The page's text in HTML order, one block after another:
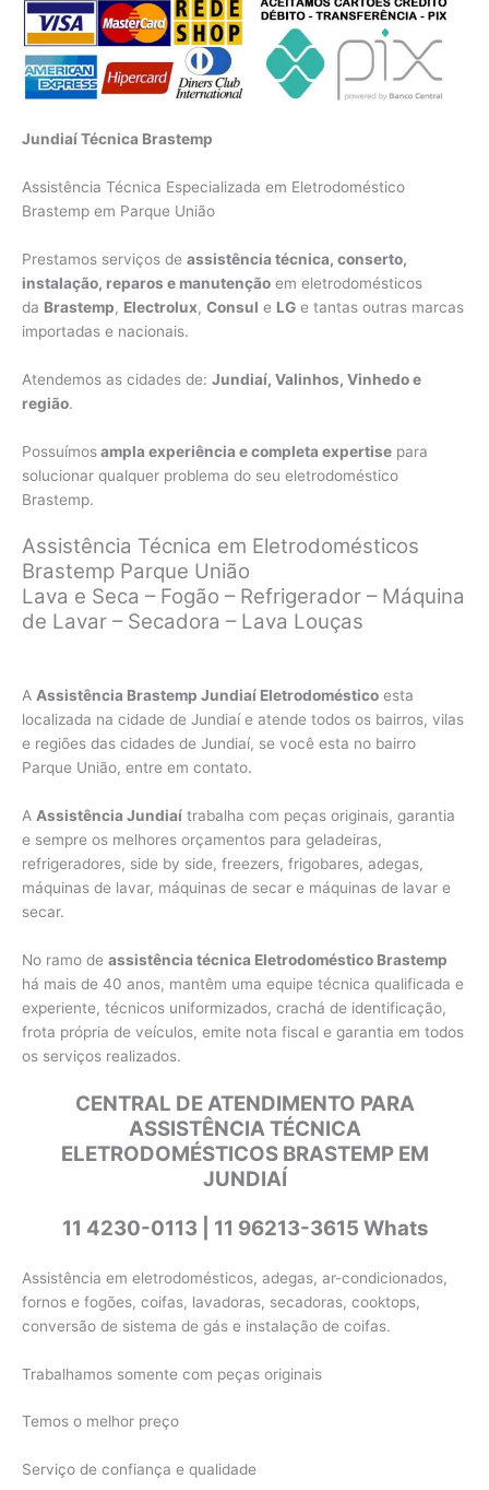
Jundiaí Técnica Brastemp
Assistência Técnica Especializada em Eletrodoméstico
Brastemp em Parque União
Prestamos serviços de assistência técnica, conserto,
instalação, reparos e manutenção em eletrodomésticos
da Brastemp, Electrolux, Consul e LG e tantas outras marcas
importadas e nacionais.
Atendemos as cidades de: Jundiaí, Valinhos, Vinhedo e
região.
Possuímosampla experiência e completa expertise para
solucionar qualquer problema do seu eletrodoméstico
Brastemp.
Assistência Técnica em Eletrodomésticos
Brastemp Parque União
Lava e Seca – Fogão – Refrigerador – Máquina
de Lavar – Secadora – Lava Louças
A Assistência Brastemp Jundiaí Eletrodoméstico esta
localizada na cidade de Jundiaí e atende todos os bairros, vilas
e regiões das cidades de Jundiaí, se você esta no bairro
Parque União, entre em contato.
A Assistência Jundiaí trabalha com peças originais, garantia
e sempre os melhores orçamentos para geladeiras,
refrigeradores, side by side, freezers, frigobares, adegas,
máquinas de lavar, máquinas de secar e máquinas de lavar e
secar.
No ramo de assistência técnica Eletrodoméstico Brastemp
há mais de 40 anos, mantêm uma equipe técnica qualificada e
experiente, técnicos uniformizados, crachá de identificação,
frota própria de veículos, emite nota fiscal e garantia em todos
os serviços realizados.
CENTRAL DE ATENDIMENTO PARA
ASSISTÊNCIA TÉCNICA
ELETRODOMÉSTICOS BRASTEMP EM
JUNDIAÍ
11 4230-0113 | 11 96213-3615 Whats
Assistência em eletrodomésticos, adegas, ar-condicionados,
fornos e fogões, coifas, lavadoras, secadoras, cooktops,
conversão de sistema de gás e instalação de coifas.
Trabalhamos somente com peças originais
Temos o melhor preço
Serviço de confiança e qualidade